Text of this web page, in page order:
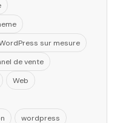
sur mesure
de vente
Web
wordpress